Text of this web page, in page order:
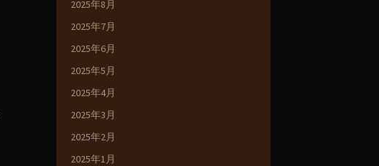
2025年8月
2025年7月
2025年6月
2025年5月
2025年4月
2025年3月
2025年2月
2025年1月